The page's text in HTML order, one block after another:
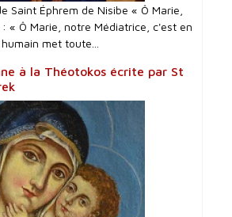
Saint Éphrem de Nisibe « Ô Marie,
« Ô Marie, notre Médiatrice, c'est en
met toute...
à la Théotokos écrite par St